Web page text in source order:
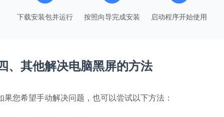
下载安装包并运行 按照向导完成安装 启动程序开始使用
、其他解决电脑黑屏的方法
果您希望手动解决问题，也可以尝试以下方法：